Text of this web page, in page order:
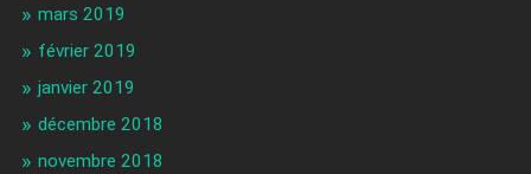
mars 2019
février 2019
janvier 2019
décembre 2018
novembre 2018